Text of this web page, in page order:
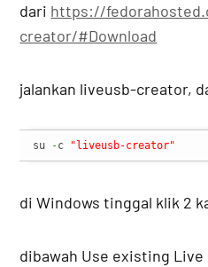
dari https://
creator/#Download
jalankan liveusb-creator,
su -c "liveusb-creator"
di Windows tinggal klik 2
dibawah Use existing Live